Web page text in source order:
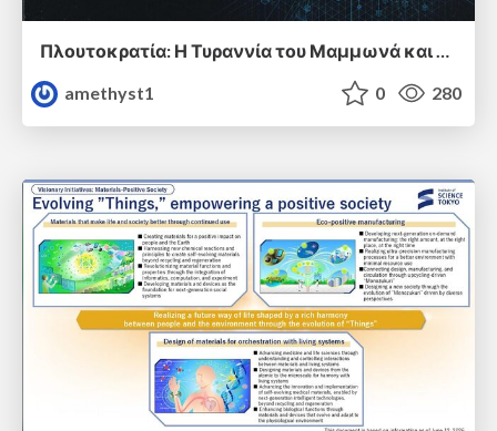
Πλουτοκρατία: Η Τυραννία του Μαμμωνά και η Μεταανθρώπινη Δουλεία
amethyst1
0 280